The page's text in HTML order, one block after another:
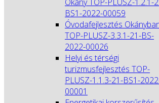
BS1-2022-00059
Óvodafejlesztés
TOP-PLUSZ-3.3.1-21-BS-
2022-00026
Helyi és térségi
turizmusfejlesztés TOP-
PLUSZ-1.1.3-21-BS1-
00001